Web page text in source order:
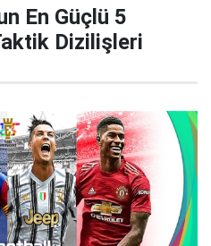
En Güçlü 5
Dizilişleri